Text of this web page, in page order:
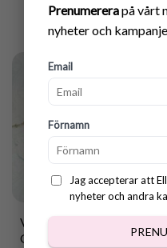
Prenumererapå vårt
nyheter och
Email
Förnamn
Jag accepterar att
nyheter och andra
Virkmönster
Glasunderlägg Påsk med